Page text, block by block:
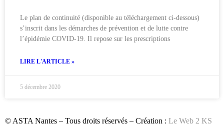
Le plan de continuité (disponible au téléchargement ci-dessous)
s’inscrit dans les démarches de prévention et de lutte contre
l’épidémie COVID-19. Il repose sur les prescriptions
LIRE L'ARTICLE »
5 décembre 2020
© ASTA Nantes – Tous droits réservés – Création : Le Web 2 KS